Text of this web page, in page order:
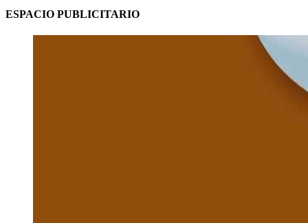
ESPACIO PUBLICITARIO